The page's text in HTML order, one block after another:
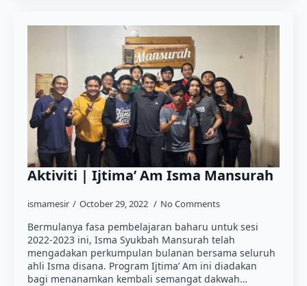
Aktiviti | Ijtima’ Am Isma Mansurah
ismamesir October 29, 2022 No Comments
Bermulanya fasa pembelajaran baharu untuk sesi
2022-2023 ini, Isma Syukbah Mansurah telah
mengadakan perkumpulan bulanan bersama seluruh
ahli Isma disana. Program Ijtima’ Am ini diadakan
bagi menanamkan kembali semangat dakwah…